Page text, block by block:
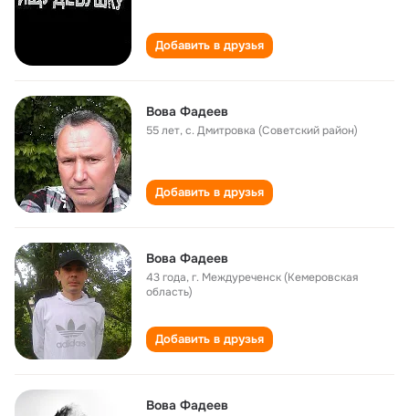
Добавить в друзья
Вова Фадеев
55 лет,с. Дмитровка (Советский район)
Добавить в друзья
Вова Фадеев
43 года,г. Междуреченск (Кемеровская
область)
Добавить в друзья
Вова Фадеев